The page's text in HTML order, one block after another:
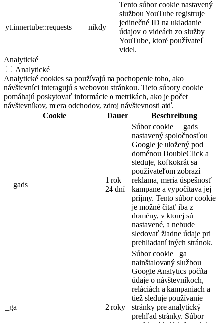
yt.innertube::requests nikdy
Tento súbor cookie nastavený
službou YouTube registruje
jedinečné ID na ukladanie
údajov o videách zo služby
YouTube, ktoré používateľ
videl.
Analytické
Analytické
Analytické cookies sa používajú na pochopenie toho, ako
návštevníci interagujú s webovou stránkou. Tieto súbory cookie
pomáhajú poskytovať informácie o metrikách, ako je počet
návštevníkov, miera odchodov, zdroj návštevnosti atď.
Cookie
Dauer Beschreibung
__gads
1 rok
24 dní
Súbor cookie __gads
nastavený spoločnosťou
Google je uložený pod
doménou DoubleClick a
sleduje, koľkokrát sa
používateľom zobrazí
reklama, meria úspešnosť
kampane a vypočítava jej
príjmy. Tento súbor cookie
je možné čítať iba z
domény, v ktorej sú
nastavené, a nebude
sledovať žiadne údaje pri
prehliadaní iných stránok.
_ga 2 roky
Súbor cookie _ga
nainštalovaný službou
Google Analytics počíta
údaje o návštevníkoch,
reláciách a kampaniach a
tiež sleduje používanie
stránky pre analytický
prehľad stránky. Súbor